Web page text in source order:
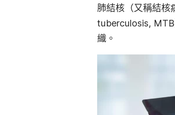
肺結核（又稱結
tuberculosis, MTB
織。